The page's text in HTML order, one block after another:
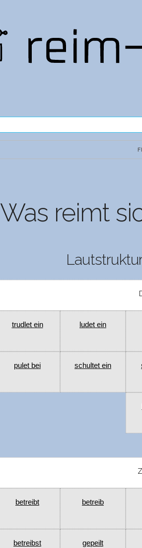
Was reimt
trudlet ein ludet ein
pulet bei schultet ein
betreibt betreib
betreibst gepeilt